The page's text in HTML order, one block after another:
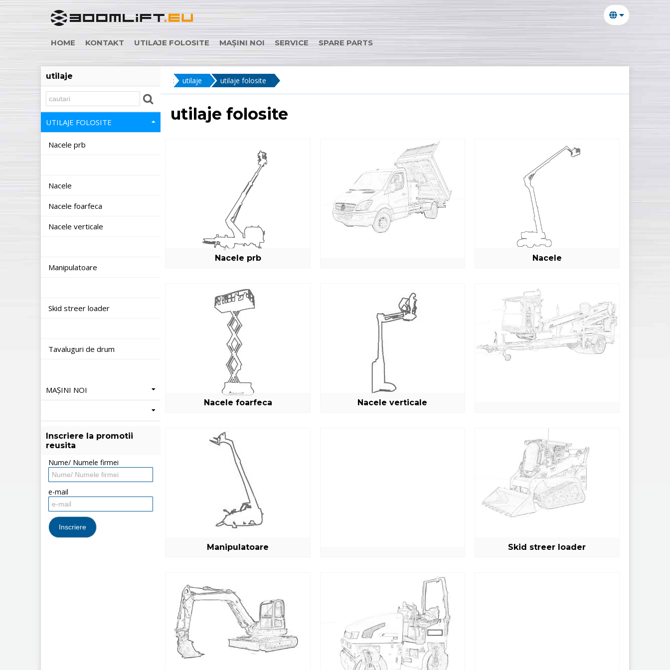
HOME KONTAKT UTILAJE FOLOSITE MAȘINI NOI SERVICE SPARE PARTS
: utilaje utilaje folosite
utilaje folosite
Nacele prb Nacele
Nacele foarfeca Nacele verticale
Manipulatoare Skid streer loader
utilaje
UTILAJE FOLOSITE
Nacele prb
Nacele
Nacele foarfeca
Nacele verticale
Manipulatoare
Skid streer loader
Tavaluguri de drum
MAȘINI NOI
Inscriere la promotii
reusita
Nume/ Numele firmei
e-mail